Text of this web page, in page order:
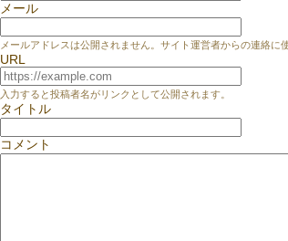
メール
メールアドレスは公開されません。サイト運営者からの連絡に
URL
入力すると投稿者名がリンクとして公開されます。
タイトル
コメント